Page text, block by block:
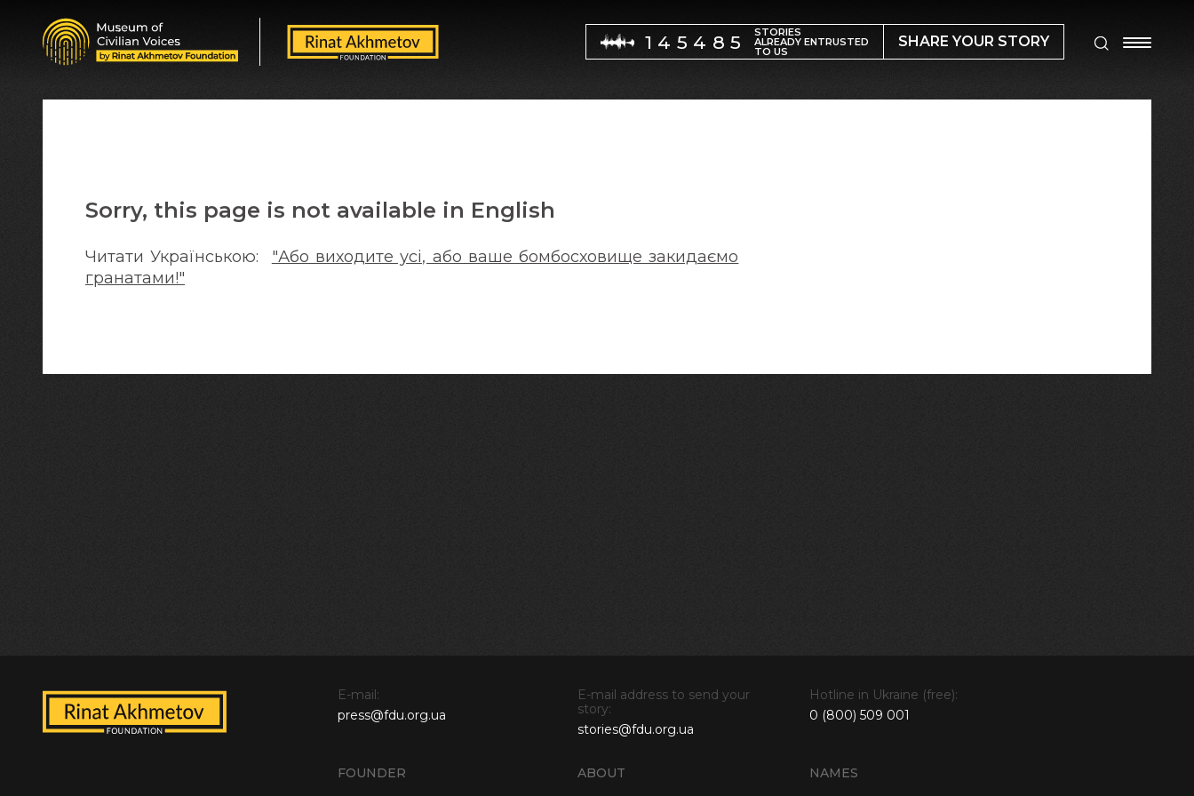
145485 STORIES
ALREADY ENTRUSTED
TO US
SHARE YOUR STORY
Sorry, this page is not available in English
Читати Українською: "Або виходите усі, або ваше бомбосховище закидаємо
гранатами!"
FOUNDER ABOUT NAMES
E-mail:
press@fdu.org.ua
E-mail address to send your
story:
stories@fdu.org.ua
Hotline in Ukraine (free):
0 (800) 509 001